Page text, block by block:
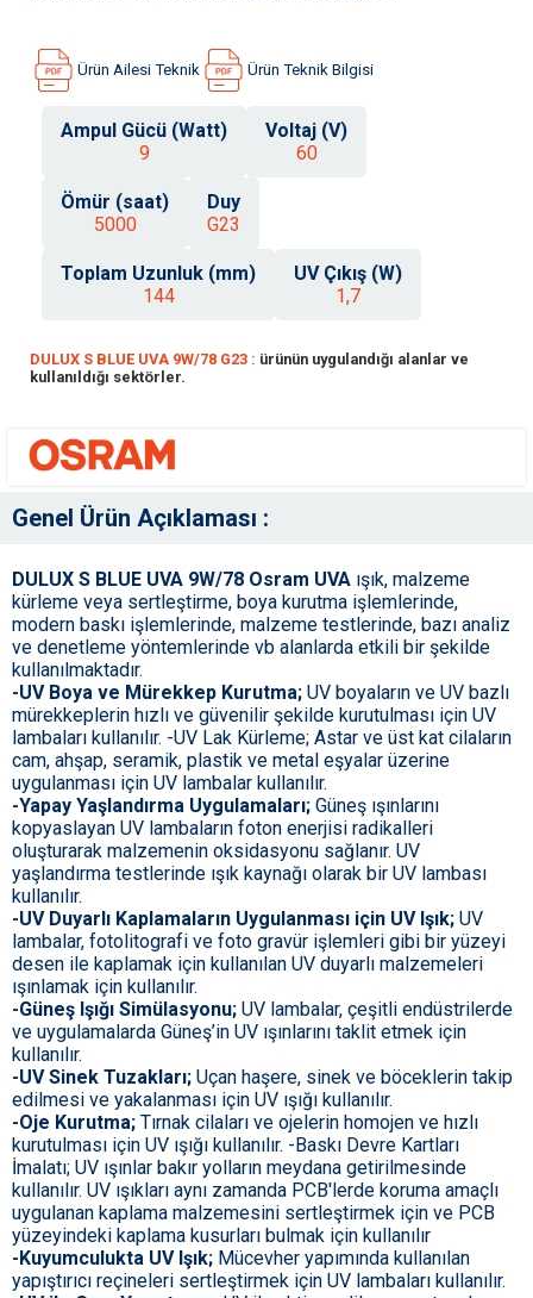
Ürün Ailesi Teknik Ürün Teknik Bilgisi
Ampul Gücü (Watt)
9
Voltaj (V)
60
Ömür (saat)
5000
Duy
G23
Toplam Uzunluk (mm)
144
UV Çıkış (W)
1,7
DULUX S BLUE UVA 9W/78 G23 : ürünün uygulandığı alanlar ve
kullanıldığı sektörler.
Genel Ürün Açıklaması :
DULUX S BLUE UVA 9W/78 Osram UVA ışık, malzeme
kürleme veya sertleştirme, boya kurutma işlemlerinde,
modern baskı işlemlerinde, malzeme testlerinde, bazı analiz
ve denetleme yöntemlerinde vb alanlarda etkili bir şekilde
kullanılmaktadır.
-UV Boya ve Mürekkep Kurutma; UV boyaların ve UV bazlı
mürekkeplerin hızlı ve güvenilir şekilde kurutulması için UV
lambaları kullanılır. -UV Lak Kürleme; Astar ve üst kat cilaların
cam, ahşap, seramik, plastik ve metal eşyalar üzerine
uygulanması için UV lambalar kullanılır.
-Yapay Yaşlandırma Uygulamaları; Güneş ışınlarını
kopyaslayan UV lambaların foton enerjisi radikalleri
oluşturarak malzemenin oksidasyonu sağlanır. UV
yaşlandırma testlerinde ışık kaynağı olarak bir UV lambası
kullanılır.
-UV Duyarlı Kaplamaların Uygulanması için UV Işık; UV
lambalar, fotolitografi ve foto gravür işlemleri gibi bir yüzeyi
desen ile kaplamak için kullanılan UV duyarlı malzemeleri
ışınlamak için kullanılır.
-Güneş Işığı Simülasyonu; UV lambalar, çeşitli endüstrilerde
ve uygulamalarda Güneş’in UV ışınlarını taklit etmek için
kullanılır.
-UV Sinek Tuzakları; Uçan haşere, sinek ve böceklerin takip
edilmesi ve yakalanması için UV ışığı kullanılır.
-Oje Kurutma; Tırnak cilaları ve ojelerin homojen ve hızlı
kurutulması için UV ışığı kullanılır. -Baskı Devre Kartları
İmalatı; UV ışınlar bakır yolların meydana getirilmesinde
kullanılır. UV ışıkları aynı zamanda PCB'lerde koruma amaçlı
uygulanan kaplama malzemesini sertleştirmek için ve PCB
yüzeyindeki kaplama kusurları bulmak için kullanılır
-Kuyumculukta UV Işık; Mücevher yapımında kullanılan
yapıştırıcı reçineleri sertleştirmek için UV lambaları kullanılır.